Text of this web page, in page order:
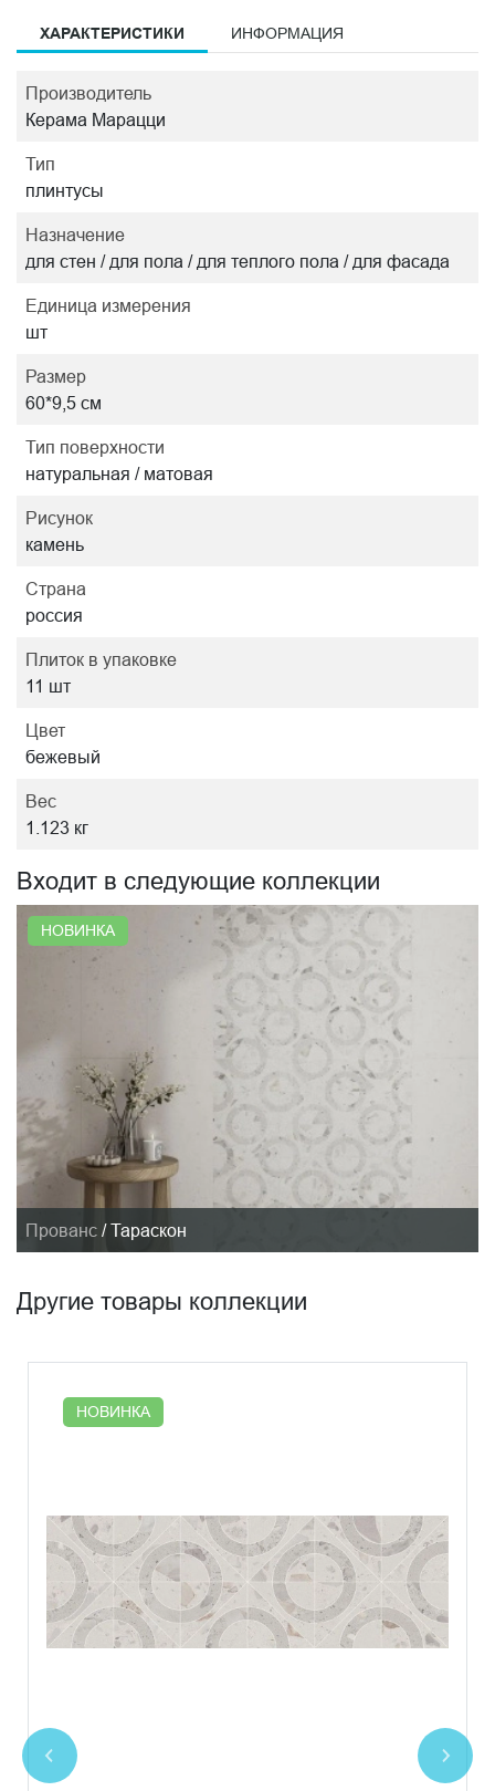
ХАРАКТЕРИСТИКИ ИНФОРМАЦИЯ
Производитель
Керама Марацци
Тип
плинтусы
Назначение
для стен / для пола / для теплого пола / для фасада
Единица измерения
шт
Размер
60*9,5 см
Тип поверхности
натуральная / матовая
Рисунок
камень
Страна
россия
Плиток в упаковке
11 шт
Цвет
бежевый
Вес
1.123 кг
Входит в следующие коллекции
НОВИНКА
Прованс / Тараскон
Другие товары коллекции
НОВИНКА